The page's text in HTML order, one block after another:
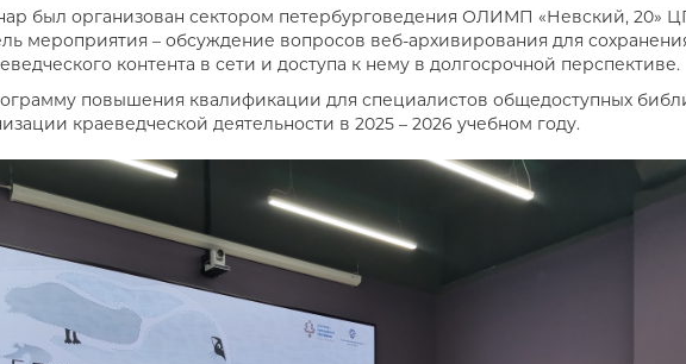
был организован сектором петербурговедения ОЛИМП «Невский, 20»
мероприятия – обсуждение вопросов веб-архивирования для
контента в сети и доступа к нему в долгосрочной перспективе.
повышения квалификации для специалистов общедоступных
краеведческой деятельности в 2025 – 2026 учебном году.